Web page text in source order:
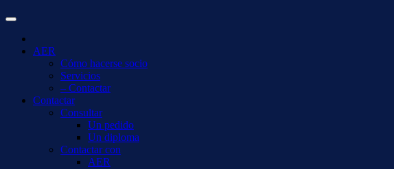
AER
Cómo hacerse socio
Servicios
– Contactar
Contactar
Consultar
Un pedido
Un diploma
Contactar con
AER